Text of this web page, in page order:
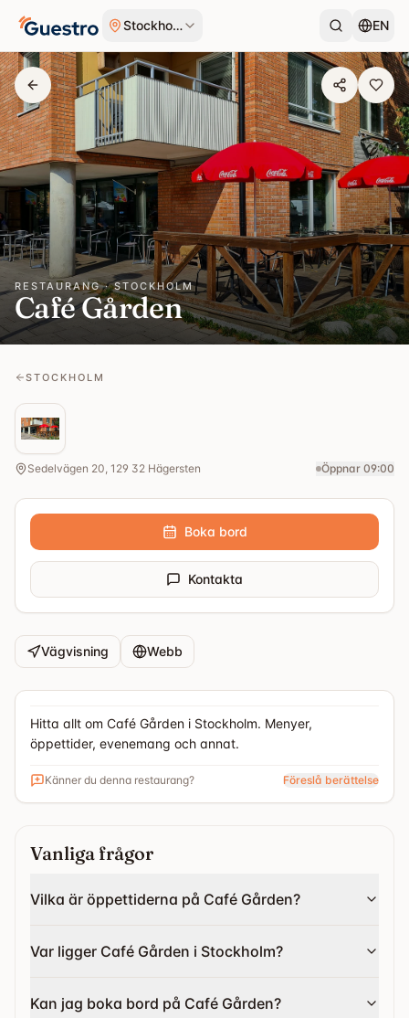
Stockholm EN
RESTAURANG · STOCKHOLM
Café Gården
STOCKHOLM
Sedelvägen 20, 129 32 Hägersten Öppnar 09:00
Boka bord
Kontakta
Vägvisning Webb
Hitta allt om Café Gården i Stockholm. Menyer,
öppettider, evenemang och annat.
Känner du denna restaurang? Föreslå berättelse
Vanliga frågor
Vilka är öppettiderna på Café Gården?
Var ligger Café Gården i Stockholm?
Kan jag boka bord på Café Gården?